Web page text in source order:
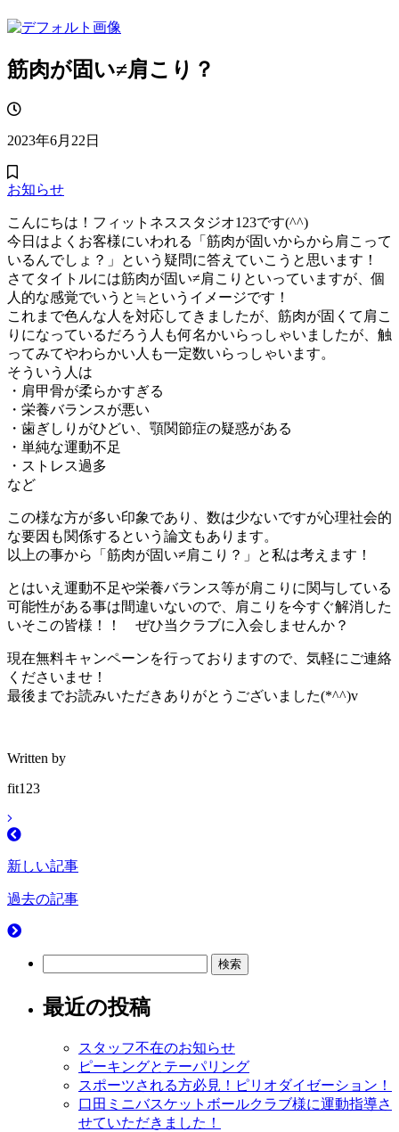
筋肉が固い≠肩こり？
2023年6月22日
お知らせ
こんにちは！フィットネススタジオ123です(^^)
今日はよくお客様にいわれる「筋肉が固いからから肩こって
いるんでしょ？」という疑問に答えていこうと思います！
さてタイトルには筋肉が固い≠肩こりといっていますが、個
人的な感覚でいうと≒というイメージです！
これまで色んな人を対応してきましたが、筋肉が固くて肩こ
りになっているだろう人も何名かいらっしゃいましたが、触
ってみてやわらかい人も一定数いらっしゃいます。
そういう人は
・肩甲骨が柔らかすぎる
・栄養バランスが悪い
・歯ぎしりがひどい、顎関節症の疑惑がある
・単純な運動不足
・ストレス過多
など
この様な方が多い印象であり、数は少ないですが心理社会的
な要因も関係するという論文もあります。
以上の事から「筋肉が固い≠肩こり？」と私は考えます！
とはいえ運動不足や栄養バランス等が肩こりに関与している
可能性がある事は間違いないので、肩こりを今すぐ解消した
いそこの皆様！！ ぜひ当クラブに入会しませんか？
現在無料キャンペーンを行っておりますので、気軽にご連絡
くださいませ！
最後までお読みいただきありがとうございました(*^^)v
Written by
fit123
新しい記事
過去の記事
最近の投稿
スタッフ不在のお知らせ
ピーキングとテーパリング
スポーツされる方必見！ピリオダイゼーション！
口田ミニバスケットボールクラブ様に運動指導さ
せていただきました！